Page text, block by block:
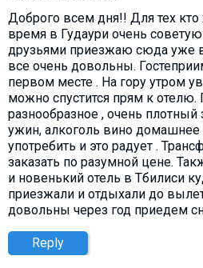
Доброго всем дня!! Для тех кто
время в Гудаури очень
друзьями приезжаю сюда уже
все очень довольны.
первом месте . На гору утром
можно спустится прям к отелю.
разнообразное , очень плотный
ужин, алкоголь вино домашнее
употребить и это радует .
заказать по разумной цене.
и новенький отель в Тбилиси
приезжали и отдыхали до
довольны через год приедем
Reply